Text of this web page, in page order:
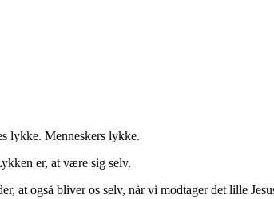
lykke. Menneskers lykke.
er, at være sig selv.
at også bliver os selv, når vi modtager det lille